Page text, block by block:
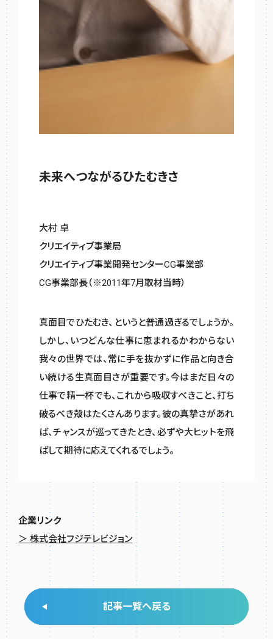
未来へつながるひたむきさ
大村 卓
クリエイティブ事業局
クリエイティブ事業開発センターCG事業部
CG事業部長（※2011年7月取材当時）
真面目でひたむき、というと普通過ぎるでしょうか。
しかし、いつどんな仕事に恵まれるかわからない
我々の世界では、常に手を抜かずに作品と向き合
い続ける生真面目さが重要です。今はまだ日々の
仕事で精一杯でも、これから吸収すべきこと、打ち
破るべき殻はたくさんあります。彼の真摯さがあれ
ば、チャンスが巡ってきたとき、必ずや大ヒットを飛
ばして期待に応えてくれるでしょう。
企業リンク
＞ 株式会社フジテレビジョン
記事一覧へ戻る